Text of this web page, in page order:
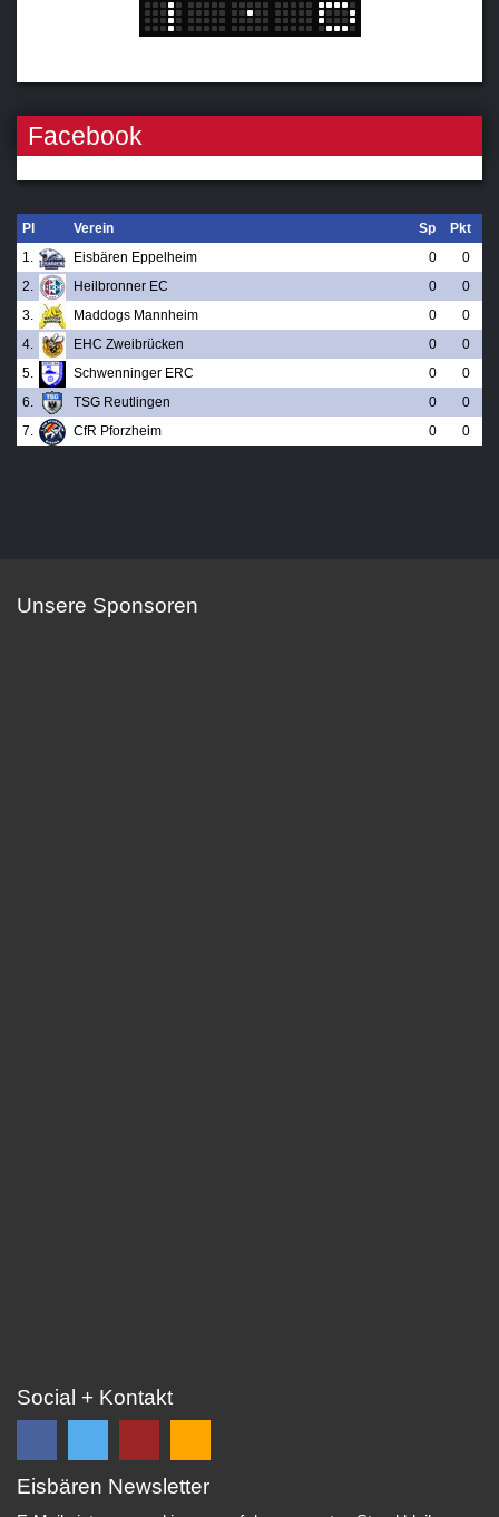
Facebook
Pl Verein Sp
Pkt
1.
Eisbären Eppelheim 0
0
2.
Heilbronner EC 0
0
3.
Maddogs Mannheim 0
0
4.
EHC Zweibrücken 0
0
5.
Schwenninger ERC 0
0
6.
TSG Reutlingen 0
0
7.
CfR Pforzheim 0 0
Unsere Sponsoren
Social + Kontakt
Folge Folge EC
Falls
Eisbären Newsletter